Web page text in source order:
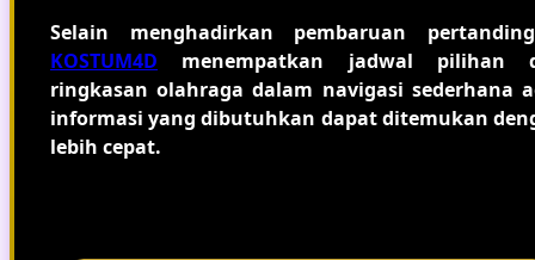
Selain menghadirkan pembaruan
KOSTUM4D menempatkan jadwal pilihan
ringkasan olahraga dalam navigasi sederhana
informasi yang dibutuhkan dapat ditemukan
lebih cepat.